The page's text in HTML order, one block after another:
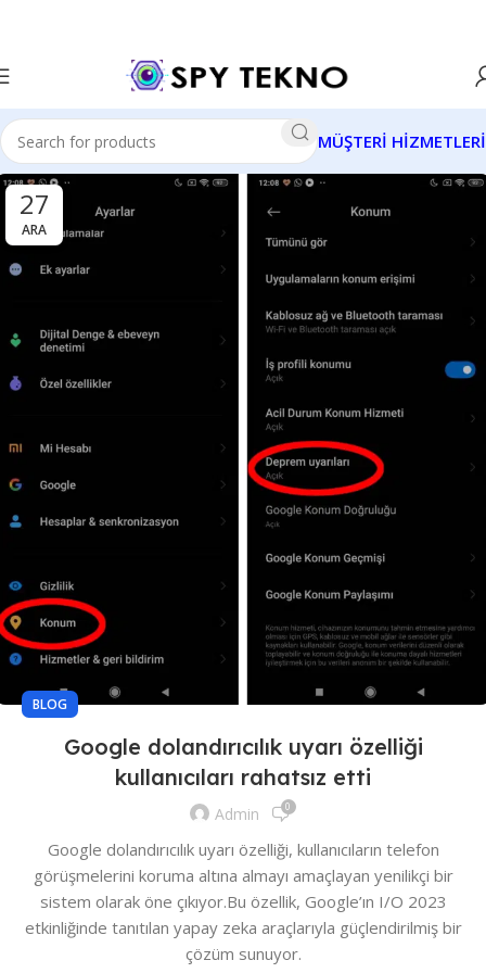
MÜŞTERİ HİZMETLERİ
27
ARA
BLOG
Google dolandırıcılık uyarı özelliği
kullanıcıları rahatsız etti
Admin 0
Google dolandırıcılık uyarı özelliği, kullanıcıların telefon
görüşmelerini koruma altına almayı amaçlayan yenilikçi bir
sistem olarak öne çıkıyor.Bu özellik, Google’ın I/O 2023
etkinliğinde tanıtılan yapay zeka araçlarıyla güçlendirilmiş bir
çözüm sunuyor.